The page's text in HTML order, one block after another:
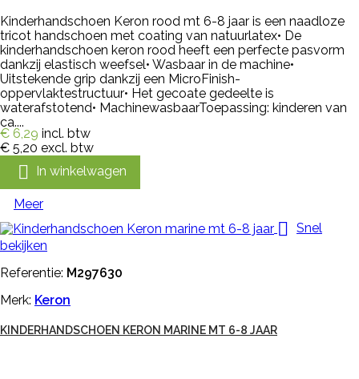
Kinderhandschoen Keron rood mt 6-8 jaar is een naadloze
tricot handschoen met coating van natuurlatex• De
kinderhandschoen keron rood heeft een perfecte pasvorm
dankzij elastisch weefsel• Wasbaar in de machine•
Uitstekende grip dankzij een MicroFinish-
oppervlaktestructuur• Het gecoate gedeelte is
waterafstotend• MachinewasbaarToepassing: kinderen van
ca....
€ 6,29 incl. btw
€ 5,20 excl. btw
 In winkelwagen
Meer
 Snel
bekijken
Referentie: M297630
Merk: Keron
KINDERHANDSCHOEN KERON MARINE MT 6-8 JAAR